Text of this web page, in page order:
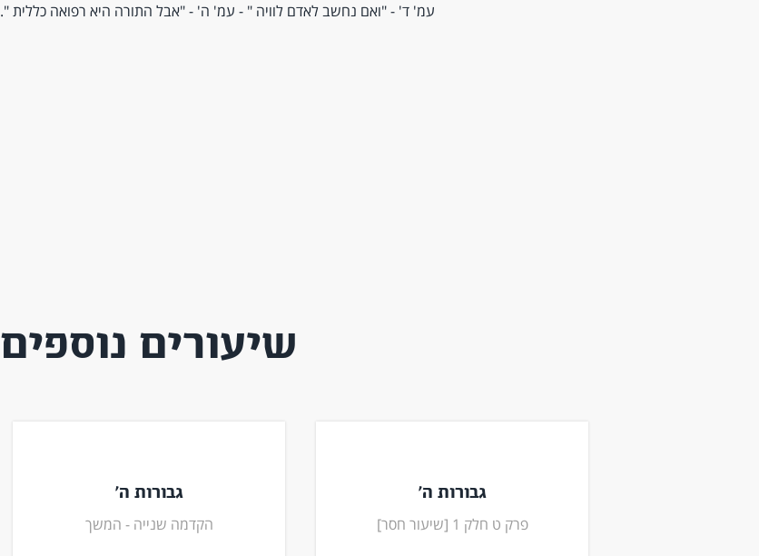
עמ' ד' - "ואם נחשב לאדם לוויה " - עמ' ה' - "אבל התורה היא רפואה כללית ".
שיעורים נוספים
גבורות ה'
פרק ט חלק 1 [שיעור חסר]
גבורות ה'
הקדמה שנייה - המשך